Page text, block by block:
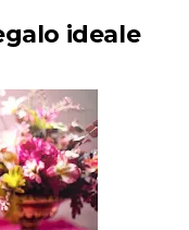
ideale